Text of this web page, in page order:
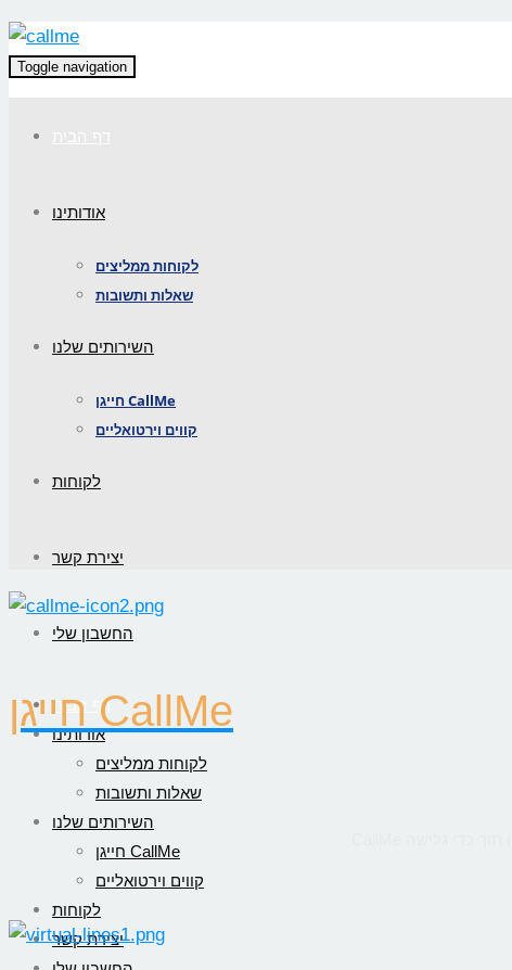
Toggle navigation
אודותינו
לקוחות ממליצים
שאלות ותשובות
השירותים שלנו
חייגן CallMe
קווים וירטואליים
לקוחות
יצירת קשר
החשבון שלי
דף הבית
אודותינו
לקוחות ממליצים
שאלות ותשובות
השירותים שלנו
חייגן CallMe
קווים וירטואליים
לקוחות
יצירת קשר
חייגן CallMe